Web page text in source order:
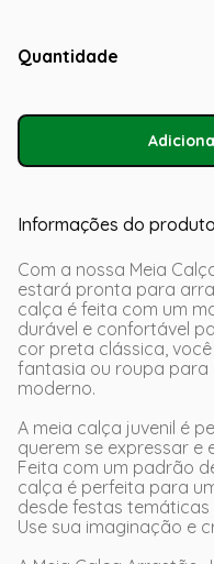
Quantidade
Informações do produto
Com a nossa Meia
estará pronta para
calça é feita com um
durável e confortável
cor preta clássica,
fantasia ou roupa para
moderno.
A meia calça juvenil é
querem se expressar e
Feita com um padrão
calça é perfeita para
desde festas
Use sua imaginação e